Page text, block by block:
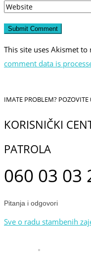
This site uses Akismet to
comment data is
IMATE PROBLEM? POZOVITE
KORISNIČKI
PATROLA
060 03 03
Pitanja i odgovori
Sve o radu stambenih